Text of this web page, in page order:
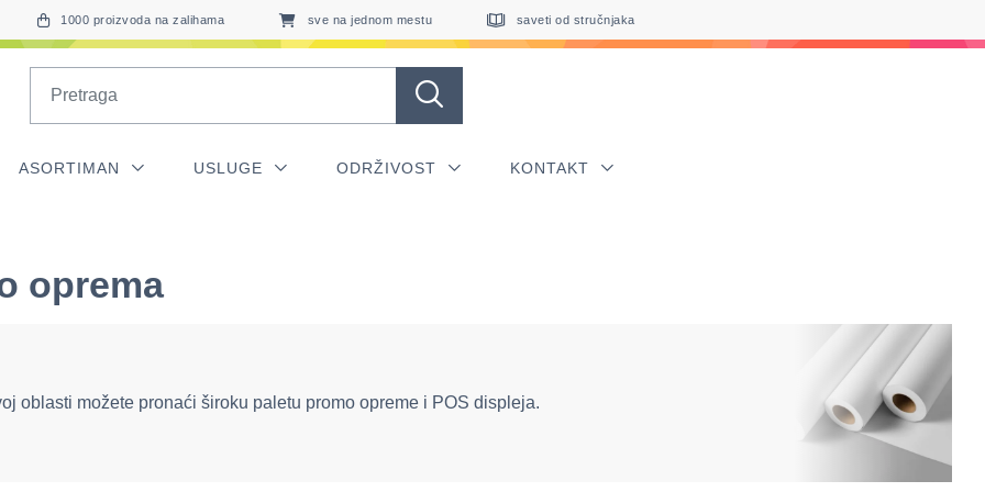
1000 proizvoda na zalihama sve na jednom mestu saveti od stručnjaka
ASORTIMAN USLUGE ODRŽIVOST KONTAKT
oprema
oblasti možete pronaći široku paletu promo opreme i POS displeja.